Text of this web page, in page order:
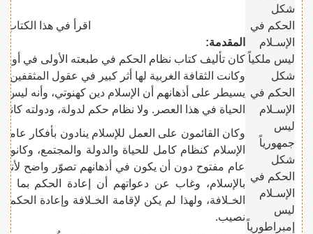
شكل
الحكم في
الإسـلام
ليس ملكياً
شكل
الحكم في
الإسـلام
ليس
جمهورياً
شكل
الحكم في
الإسـلام
ليس
إمبراطورياً
اقرأ في هذا الكتاب:
المقدمة:
كان تأليف كتاب نظام الحكم في طبعته الأولى في
وكانت الثقافة الغربية لها أثر كبير في عقول المثقفين
يسيطر على أذهانهم أن الإسلام دين كهنوتي، وأنه
الحياة في هذا العصر. ولا نظام حكم لدولة، ودولته
وكان القائمون على العمل للإسلام ينادون بأفكار
الإسلام كنظام كامل للحياة والدولة والمجتمع،
عام مفتوح دون أن يكون في أذهانهم تصوّر واضح
بالإسلام، وغاب عن دعواتهم أن إعادة الحكم بما
الخـلافة، ولهذا لم يكن لإقامة الخـلافة وإعادة
نصيب.